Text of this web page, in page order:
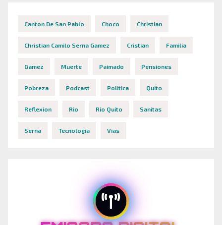
Canton De San Pablo Choco Christian
Christian Camilo Serna Gamez Cristian Familia
Gamez Muerte Paimado Pensiones
Pobreza Podcast Politica Quito
Reflexion Rio Rio Quito Sanitas
Serna Tecnologia Vias